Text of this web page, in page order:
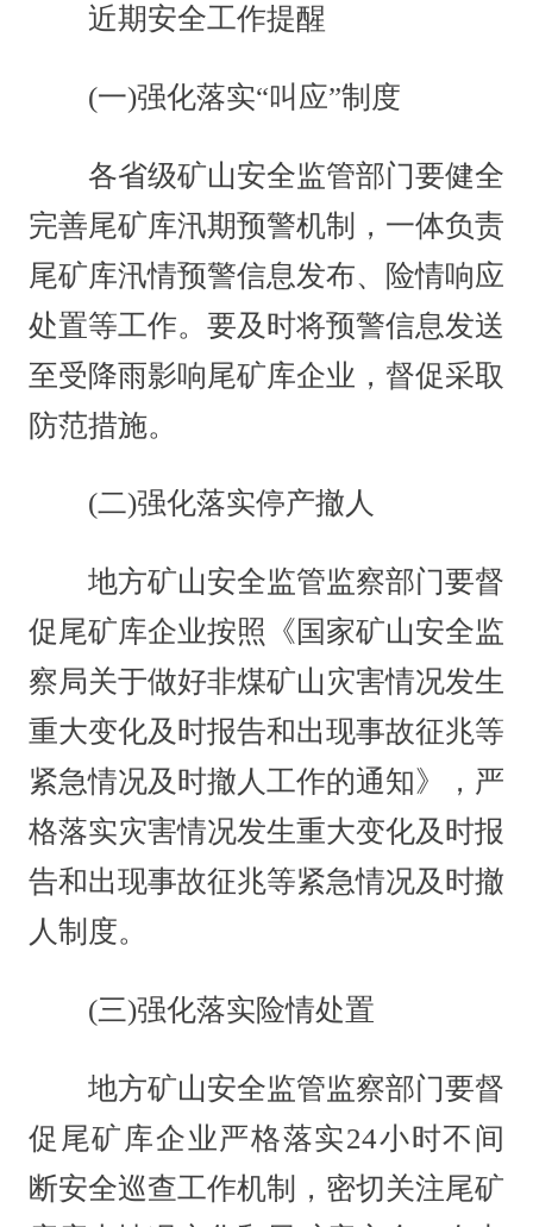
近期安全工作提醒
(一)强化落实“叫应”制度
各省级矿山安全监管部门要健全
完善尾矿库汛期预警机制，一体负责
尾矿库汛情预警信息发布、险情响应
处置等工作。要及时将预警信息发送
至受降雨影响尾矿库企业，督促采取
防范措施。
(二)强化落实停产撤人
地方矿山安全监管监察部门要督
促尾矿库企业按照《国家矿山安全监
察局关于做好非煤矿山灾害情况发生
重大变化及时报告和出现事故征兆等
紧急情况及时撤人工作的通知》，严
格落实灾害情况发生重大变化及时报
告和出现事故征兆等紧急情况及时撤
人制度。
(三)强化落实险情处置
地方矿山安全监管监察部门要督
促尾矿库企业严格落实24小时不间
断安全巡查工作机制，密切关注尾矿